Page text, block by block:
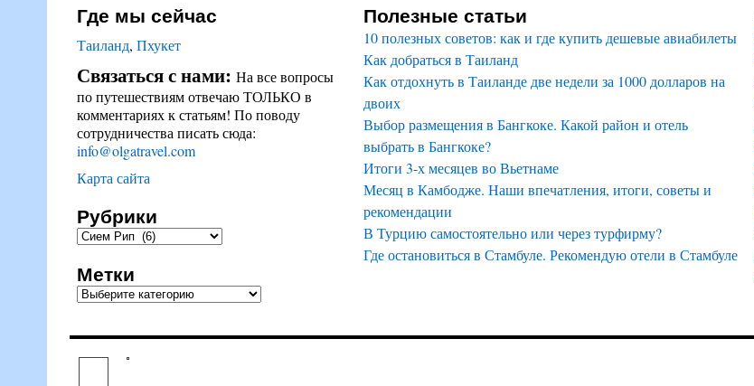
Где мы сейчас
Таиланд,Пхукет
Связаться с нами:На все вопросы
по путешествиям отвечаю ТОЛЬКО в
комментариях к статьям! По поводу
сотрудничества писать сюда:
info@olgatravel.com
Карта сайта
Рубрики
Метки
Полезные статьи
10 полезных советов: как и где купить дешевые авиабилеты
Как добраться в Таиланд
Как отдохнуть в Таиланде две недели за 1000 долларов на
двоих
Выбор размещения в Бангкоке. Какой район и отель
выбрать в Бангкоке?
Итоги 3-х месяцев во Вьетнаме
Месяц в Камбодже. Наши впечатления, итоги, советы и
рекомендации
В Турцию самостоятельно или через турфирму?
Где остановиться в Стамбуле. Рекомендую отели в Стамбуле